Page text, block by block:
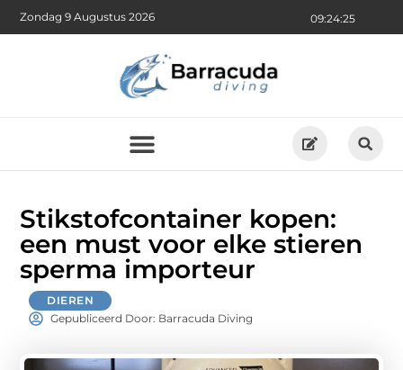
09:24:26
Zondag 9 Augustus 2026
Stikstofcontainer kopen:
een must voor elke stieren
sperma importeur
DIEREN
Gepubliceerd Door: Barracuda Diving